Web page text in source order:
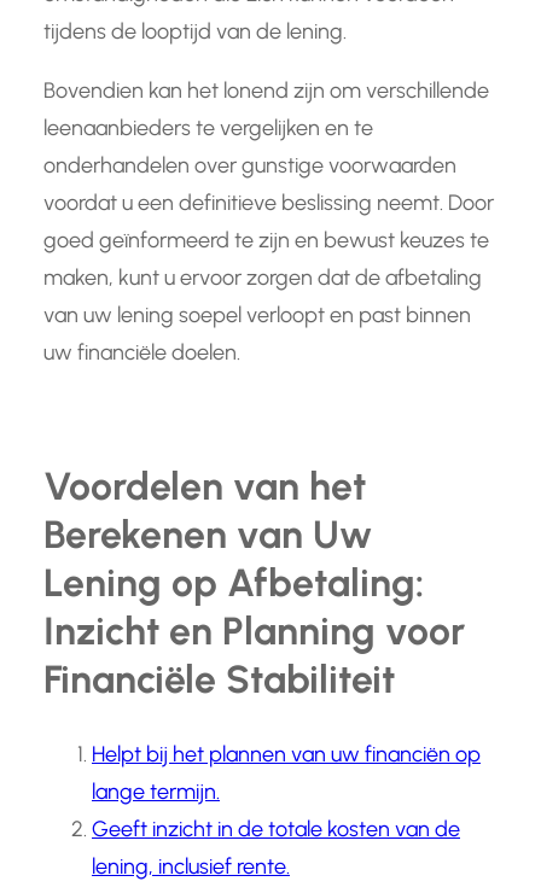
tijdens de looptijd van de lening.
Bovendien kan het lonend zijn om verschillende
leenaanbieders te vergelijken en te
onderhandelen over gunstige voorwaarden
voordat u een definitieve beslissing neemt. Door
goed geïnformeerd te zijn en bewust keuzes te
maken, kunt u ervoor zorgen dat de afbetaling
van uw lening soepel verloopt en past binnen
uw financiële doelen.
Voordelen van het
Berekenen van Uw
Lening op Afbetaling:
Inzicht en Planning voor
Financiële Stabiliteit
Helpt bij het plannen van uw financiën op
lange termijn.
Geeft inzicht in de totale kosten van de
lening, inclusief rente.